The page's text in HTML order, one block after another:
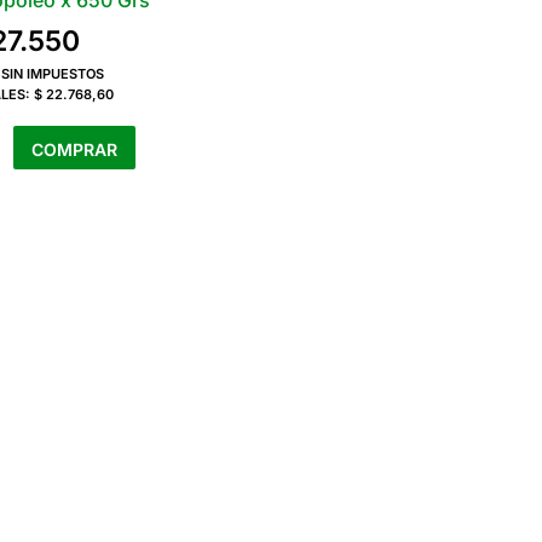
IMPUESTOS
$ 22.768,60
COMPRAR